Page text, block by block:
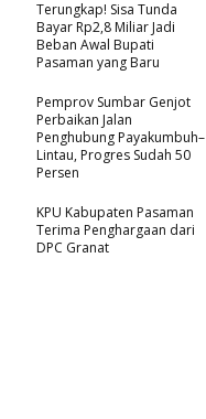
Terungkap! Sisa Tunda
Bayar Rp2,8 Miliar Jadi
Beban Awal Bupati
Pasaman yang Baru
Pemprov Sumbar Genjot
Perbaikan Jalan
Penghubung Payakumbuh–
Lintau, Progres Sudah 50
Persen
KPU Kabupaten Pasaman
Terima Penghargaan dari
DPC Granat